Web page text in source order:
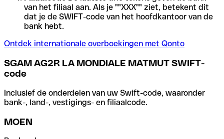
van het filiaal aan. Als je ""XXX"" ziet, betekent dit
dat je de SWIFT-code van het hoofdkantoor van de
bank hebt.
Ontdek internationale overboekingen met Qonto
SGAM AG2R LA MONDIALE MATMUT SWIFT-
code
Inclusief de onderdelen van uw Swift-code, waaronder
bank-, land-, vestigings- en filiaalcode.
MOEN